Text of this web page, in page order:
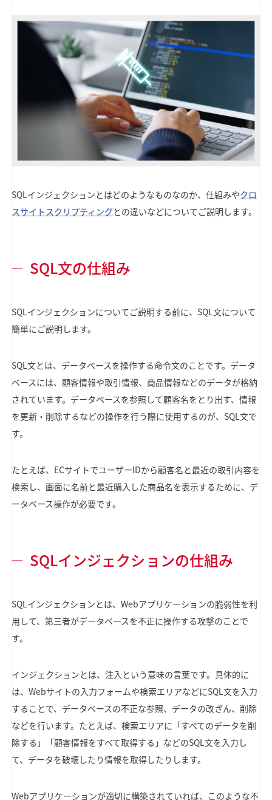
SQLインジェクションとはどのようなものなのか、仕組みやクロ
スサイトスクリプティングとの違いなどについてご説明します。
SQL文の仕組み
SQLインジェクションについてご説明する前に、SQL文について
簡単にご説明します。
SQL文とは、データベースを操作する命令文のことです。データ
ベースには、顧客情報や取引情報、商品情報などのデータが格納
されています。データベースを参照して顧客名をとり出す、情報
を更新・削除するなどの操作を行う際に使用するのが、SQL文で
す。
たとえば、ECサイトでユーザーIDから顧客名と最近の取引内容を
検索し、画面に名前と最近購入した商品名を表示するために、デ
ータベース操作が必要です。
SQLインジェクションの仕組み
SQLインジェクションとは、Webアプリケーションの脆弱性を利
用して、第三者がデータベースを不正に操作する攻撃のことで
す。
インジェクションとは、注入という意味の言葉です。具体的に
は、Webサイトの入力フォームや検索エリアなどにSQL文を入力
することで、データベースの不正な参照、データの改ざん、削除
などを行います。たとえば、検索エリアに「すべてのデータを削
除する」「顧客情報をすべて取得する」などのSQL文を入力し
て、データを破壊したり情報を取得したりします。
Webアプリケーションが適切に構築されていれば、このような不